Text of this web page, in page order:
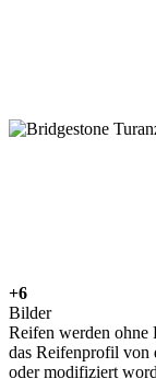
+6
Bilder
Reifen werden ohne
das Reifenprofil
oder modifiziert